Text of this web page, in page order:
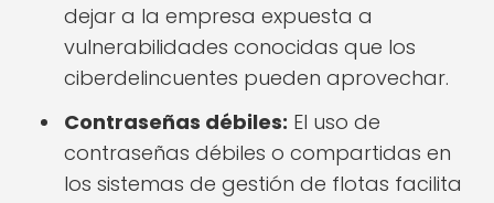
dejar a la empresa expuesta a
vulnerabilidades conocidas que los
ciberdelincuentes pueden aprovechar.
Contraseñas débiles: El uso de
contraseñas débiles o compartidas en
los sistemas de gestión de flotas facilita